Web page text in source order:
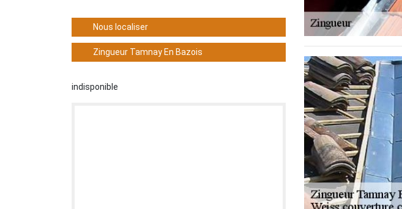
Nous localiser
Zingueur Tamnay En Bazois
indisponible